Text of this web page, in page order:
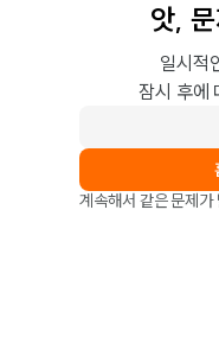
앗,
일시적
잠시 후에
계속해서 같은 문제가